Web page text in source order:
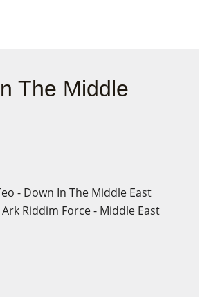
The Middle
- Down In The Middle East
Riddim Force - Middle East